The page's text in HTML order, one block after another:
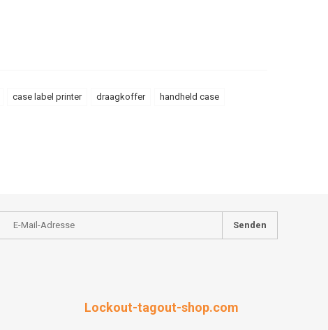
case label printer draagkoffer handheld case
Senden
Lockout-tagout-shop.com